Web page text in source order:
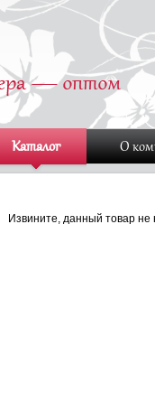
Каталог О
Извините, данный товар не